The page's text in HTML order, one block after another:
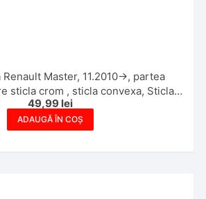
Master, 11.2010->, partea
sticla crom , sticla convexa, Sticla
Mica
49,99 lei
ADAUGĂ ÎN COȘ